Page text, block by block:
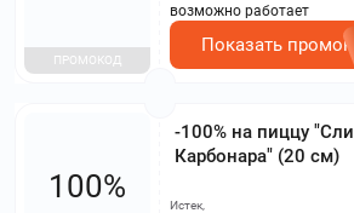
ПРОМОКОД
возможно работает
Показать
-100% на пиццу
Карбонара" (20 см)
100%
Истек,